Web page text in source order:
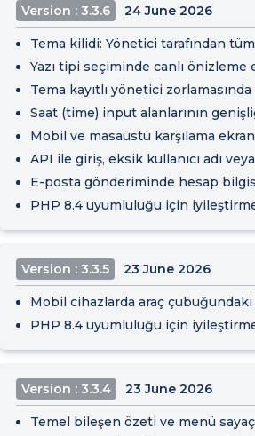
Version : 3.3.6 24 June 2026
Tema kilidi: Yönetici tarafından
Yazı tipi seçiminde canlı
Tema kayıtlı yönetici
Saat (time) input alanlarının
Mobil ve masaüstü karşılama
API ile giriş, eksik kullanıcı adı
E-posta gönderiminde hesap
PHP 8.4 uyumluluğu için
Version : 3.3.5 23 June 2026
Mobil cihazlarda araç çubuğundaki
PHP 8.4 uyumluluğu için
Version : 3.3.4 23 June 2026
Temel bileşen özeti ve menü